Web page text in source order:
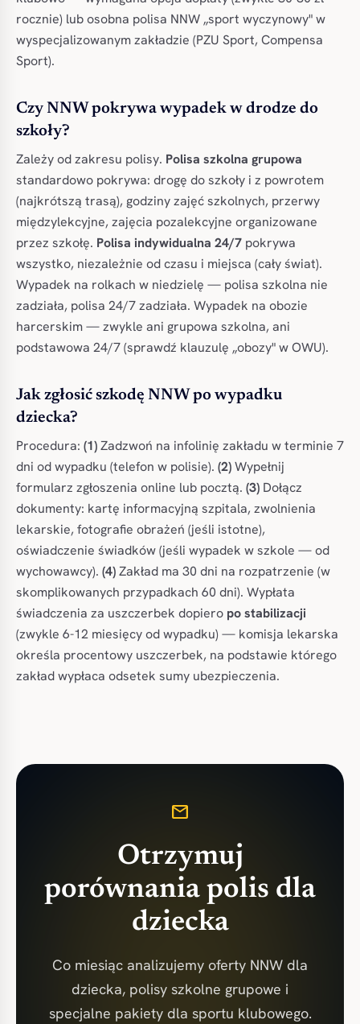
rocznie) lub osobna polisa NNW „sport wyczynowy" w
wyspecjalizowanym zakładzie (PZU Sport, Compensa
Sport).
Czy NNW pokrywa wypadek w drodze do
szkoły?
Zależy od zakresu polisy. Polisa szkolna grupowa
standardowo pokrywa: drogę do szkoły i z powrotem
(najkrótszą trasą), godziny zajęć szkolnych, przerwy
międzylekcyjne, zajęcia pozalekcyjne organizowane
przez szkołę. Polisa indywidualna 24/7 pokrywa
wszystko, niezależnie od czasu i miejsca (cały świat).
Wypadek na rolkach w niedzielę — polisa szkolna nie
zadziała, polisa 24/7 zadziała. Wypadek na obozie
harcerskim — zwykle ani grupowa szkolna, ani
podstawowa 24/7 (sprawdź klauzulę „obozy" w OWU).
Jak zgłosić szkodę NNW po wypadku
dziecka?
Procedura: (1)Zadzwoń na infolinię zakładu w terminie 7
dni od wypadku (telefon w polisie). (2)Wypełnij
formularz zgłoszenia online lub pocztą. (3) Dołącz
dokumenty: kartę informacyjną szpitala, zwolnienia
lekarskie, fotografie obrażeń (jeśli istotne),
oświadczenie świadków (jeśli wypadek w szkole — od
wychowawcy). (4)Zakład ma 30 dni na rozpatrzenie (w
skomplikowanych przypadkach 60 dni). Wypłata
świadczenia za uszczerbek dopiero po stabilizacji
(zwykle 6-12 miesięcy od wypadku) — komisja lekarska
określa procentowy uszczerbek, na podstawie którego
zakład wypłaca odsetek sumy ubezpieczenia.
mail
Otrzymuj
porównania polis dla
dziecka
Co miesiąc analizujemy oferty NNW dla
dziecka, polisy szkolne grupowe i
specjalne pakiety dla sportu klubowego.